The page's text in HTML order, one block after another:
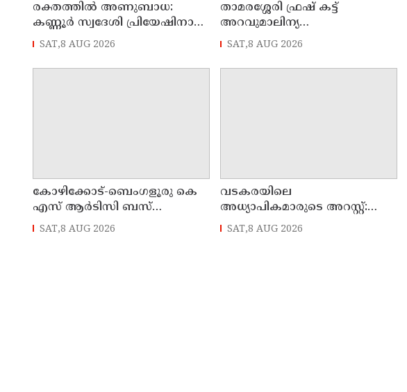
രക്തത്തിൽ അണുബാധ:
കണ്ണൂർ സ്വദേശി പ്രിയേഷിനായി
ചികിത്സാ സഹായം തേടുന്നു
SAT,8 AUG 2026
താമരശ്ശേരി ഫ്രഷ് കട്ട്
അറവുമാലിന്യ
ഫാക്ടറിക്കെതിരായ പ്രതിഷേധം
SAT,8 AUG 2026
കോഴിക്കോട്-ബെംഗളൂരു കെ
എസ് ആര്‍ടിസി ബസ്
നിയന്ത്രണം വിട്ട് തലകീഴായി
മറിഞ്ഞു; ഡ്രൈവര്‍ക്കും
SAT,8 AUG 2026
വടകരയിലെ
അധ്യാപികമാരുടെ അറസ്റ്റ്:
അന്വേഷണം സംസ്ഥാനത്തിന്
പുറത്തേയ്ക്ക്
SAT,8 AUG 2026